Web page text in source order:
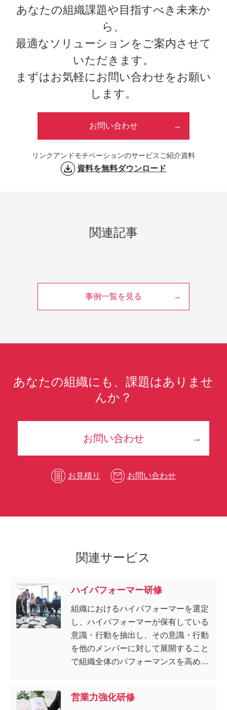
あなたの組織課題や目指すべき未来か
ら、
最適なソリューションをご案内させて
いただきます。
まずはお気軽にお問い合わせをお願い
します。
お問い合わせ
リンクアンドモチベーションのサービスご紹介資料
資料を無料ダウンロード
関連記事
事例一覧を見る
あなたの組織にも、課題はありませ
んか？
お問い合わせ
お見積り お問い合わせ
関連サービス
ハイパフォーマー研修
組織におけるハイパフォーマーを選定
し、ハイパフォーマーが保有している
意識・行動を抽出し、その意識・行動
を他のメンバーに対して展開すること
で組織全体のパフォーマンスを高める
営業力強化研修